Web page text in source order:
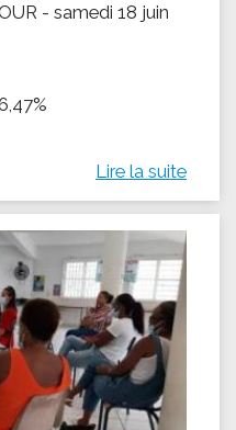
- samedi 18 juin
Lire la suite